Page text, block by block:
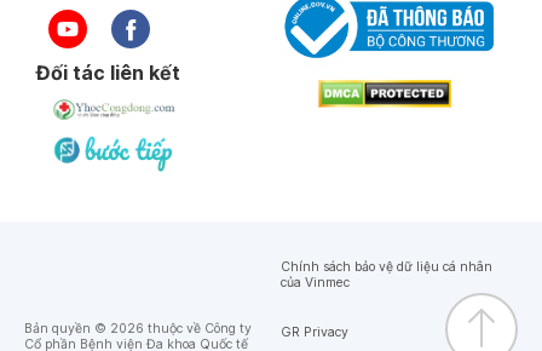
Đối tác liên kết
Bản quyền © 2026 thuộc về Công ty
Cổ phần Bệnh viện Đa khoa Quốc tế
Chính sách bảo vệ dữ liệu cá nhân
của Vinmec
GR Privacy